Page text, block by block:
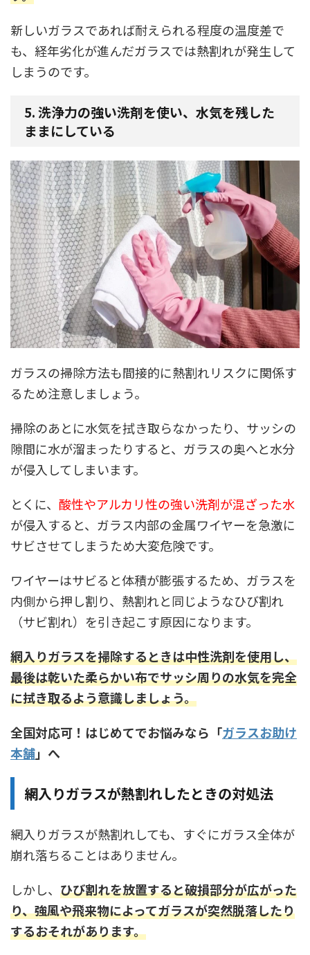
新しいガラスであれば耐えられる程度の温度差で
も、経年劣化が進んだガラスでは熱割れが発生して
しまうのです。
5.洗浄力の強い洗剤を使い、水気を残した
ままにしている
ガラスの掃除方法も間接的に熱割れリスクに関係す
るため注意しましょう。
掃除のあとに水気を拭き取らなかったり、サッシの
隙間に水が溜まったりすると、ガラスの奥へと水分
が侵入してしまいます。
とくに、 酸性やアルカリ性の強い洗剤が混ざった水
が侵入すると、ガラス内部の金属ワイヤーを急激に
サビさせてしまうため大変危険です。
ワイヤーはサビると体積が膨張するため、ガラスを
内側から押し割り、熱割れと同じようなひび割れ
（サビ割れ）を引き起こす原因になります。
網入りガラスを掃除するときは中性洗剤を使用し、
最後は乾いた柔らかい布でサッシ周りの水気を完全
に拭き取るよう意識しましょう。
全国対応可！はじめてでお悩みなら「ガラスお助け
本舗」へ
網入りガラスが熱割れしたときの対処法
網入りガラスが熱割れしても、すぐにガラス全体が
崩れ落ちることはありません。
しかし、 ひび割れを放置すると破損部分が広がった
り、強風や飛来物によってガラスが突然脱落したり
するおそれがあります。